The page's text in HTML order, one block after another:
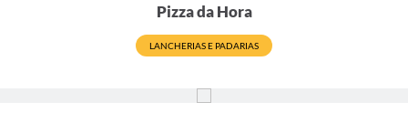
Pizza da Hora
LANCHERIAS E PADARIAS